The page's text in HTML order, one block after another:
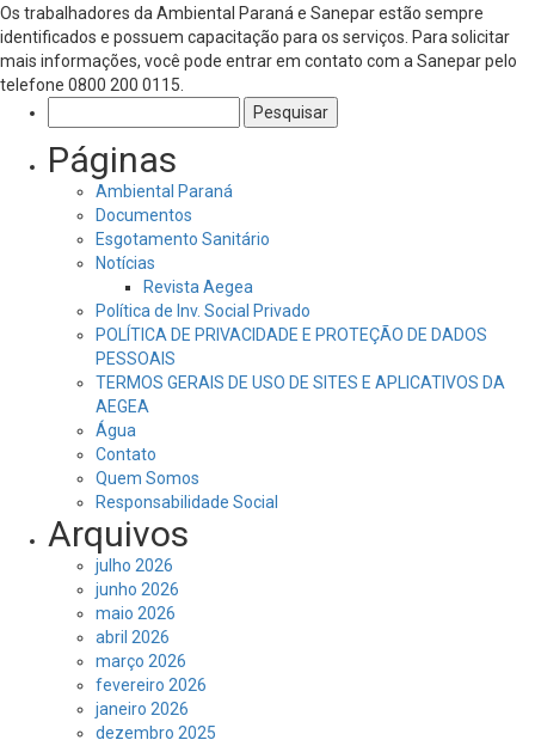
Os trabalhadores da Ambiental Paraná e Sanepar estão sempre
identificados e possuem capacitação para os serviços. Para solicitar
mais informações, você pode entrar em contato com a Sanepar pelo
telefone 0800 200 0115.
por:
Páginas
Ambiental Paraná
Documentos
Esgotamento Sanitário
Notícias
Revista Aegea
Política de Inv. Social Privado
POLÍTICA DE PRIVACIDADE E PROTEÇÃO DE DADOS
PESSOAIS
TERMOS GERAIS DE USO DE SITES E APLICATIVOS DA
AEGEA
Água
Contato
Quem Somos
Responsabilidade Social
Arquivos
julho 2026
junho 2026
maio 2026
abril 2026
março 2026
fevereiro 2026
janeiro 2026
dezembro 2025